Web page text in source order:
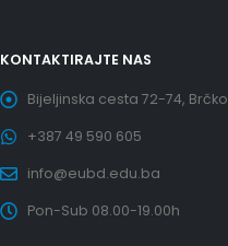
KONTAKTIRAJTE NAS
Bijeljinska cesta 72-74, Brčko
+387 49 590 605
info@eubd.edu.ba
Pon-Sub 08.00-19.00h